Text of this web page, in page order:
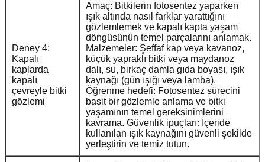
Deney 4:
Kapalı
kaplarda
kapalı
çevreyle bitki
gözlemi
Amaç: Bitkilerin fotosentez yaparken
ışık altında nasıl farklar yarattığını
gözlemlemek ve kapalı kapta yaşam
döngüsünün temel parçalarını anlamak.
Malzemeler: Şeffaf kap veya kavanoz,
küçük yapraklı bitki veya maydanoz
dalı, su, birkaç damla gıda boyası, ışık
kaynağı (gün ışığı veya lamba).
Öğrenme hedefi: Fotosentez sürecini
basit bir gözlemle anlama ve bitki
yaşamının temel gereksinimlerini
kavrama. Güvenlik ipuçları: İçeride
kullanılan ışık kaynağını güvenli şekilde
yerleştirin ve temiz tutun.